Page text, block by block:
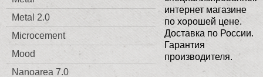
Metal 2.0
Microcement
Mood
Nanoarea 7.0
интернет магазине
по хорошей цене.
Доставка по России.
Гарантия
производителя.